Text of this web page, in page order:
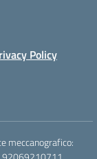
Policy
meccanografico: